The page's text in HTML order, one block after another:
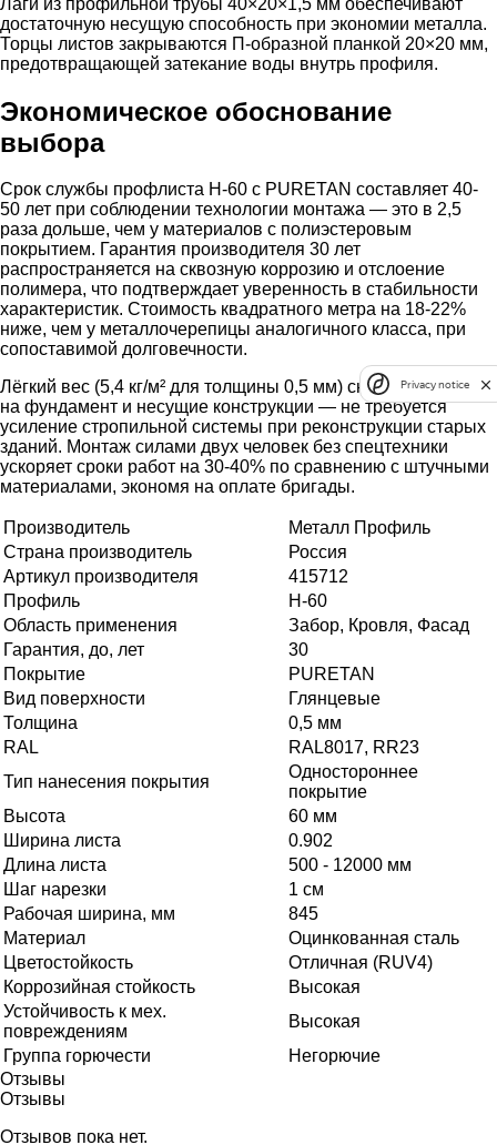
достаточную несущую способность при экономии металла.
Торцы листов закрываются П-образной планкой 20×20 мм,
предотвращающей затекание воды внутрь профиля.
Экономическое обоснование
выбора
Срок службы профлиста Н-60 с PURETAN составляет 40-
50 лет при соблюдении технологии монтажа — это в 2,5
раза дольше, чем у материалов с полиэстеровым
покрытием. Гарантия производителя 30 лет
распространяется на сквозную коррозию и отслоение
полимера, что подтверждает уверенность в стабильности
характеристик. Стоимость квадратного метра на 18-22%
ниже, чем у металлочерепицы аналогичного класса, при
сопоставимой долговечности.
Лёгкий вес (5,4 кг/м² для толщины 0,5 мм) снижает нагрузку
на фундамент и несущие конструкции — не требуется
усиление стропильной системы при реконструкции старых
зданий. Монтаж силами двух человек без спецтехники
ускоряет сроки работ на 30-40% по сравнению с штучными
материалами, экономя на оплате бригады.
Производитель
Металл Профиль
Страна производитель
Россия
Артикул производителя
415712
Профиль
Н-60
Область применения
Забор, Кровля, Фасад
Гарантия, до, лет
30
Покрытие
PURETAN
Вид поверхности
Глянцевые
Толщина
0,5 мм
RAL
RAL8017, RR23
Тип нанесения покрытия
Одностороннее
покрытие
Высота
60 мм
Ширина листа
0.902
Длина листа
500 - 12000 мм
Шаг нарезки
1 см
Рабочая ширина, мм
845
Материал
Оцинкованная сталь
Цветостойкость
Отличная (RUV4)
Коррозийная стойкость
Высокая
Устойчивость к мех.
повреждениям
Высокая
Группа горючести
Негорючие
Отзывы
Отзывы
Отзывов пока нет.
Privacy notice